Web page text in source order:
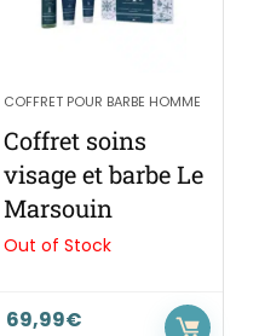
COFFRET POUR BARBE HOMME
Coffret soins
visage et barbe Le
Marsouin
Out of Stock
69,99€